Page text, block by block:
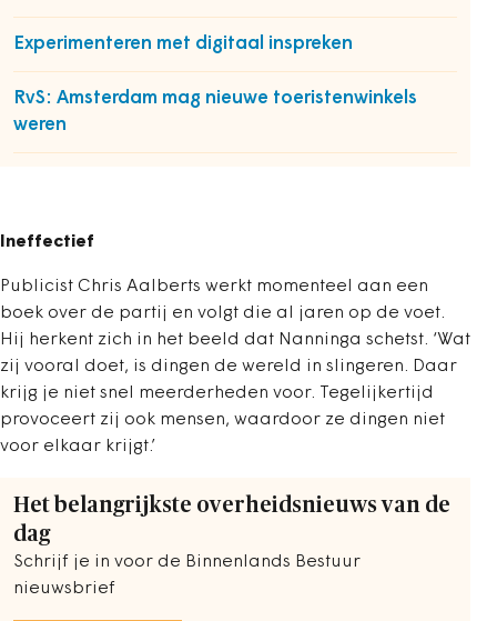
Experimenteren met digitaal inspreken
RvS: Amsterdam mag nieuwe toeristenwinkels
weren
Ineffectief
Publicist Chris Aalberts werkt momenteel aan een
boek over de partij en volgt die al jaren op de voet.
Hij herkent zich in het beeld dat Nanninga schetst. ‘Wat
zij vooral doet, is dingen de wereld in slingeren. Daar
krijg je niet snel meerderheden voor. Tegelijkertijd
provoceert zij ook mensen, waardoor ze dingen niet
voor elkaar krijgt.’
Het belangrijkste overheidsnieuws van de
dag
Schrijf je in voor de Binnenlands Bestuur
nieuwsbrief